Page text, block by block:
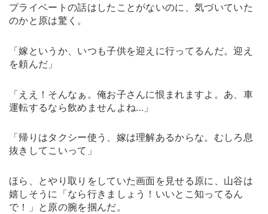
プライベートの話はしたことがないのに、気づいていた
のかと原は驚く。
「嫁というか、いつも子供を迎えに行ってるんだ。迎え
を頼んだ」
「ええ！そんなぁ。俺お子さんに恨まれますよ。あ、車
運転するなら飲めませんよね…」
「帰りはタクシー使う、嫁は理解あるからな。むしろ息
抜きしてこいって」
ほら、とやり取りをしていた画面を見せる原に、山谷は
嬉しそうに「なら行きましょう！いいとこ知ってるん
で！」と原の腕を掴んだ。